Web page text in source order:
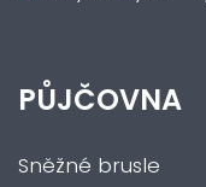
PŮJČOVNA
Sněžné brusle